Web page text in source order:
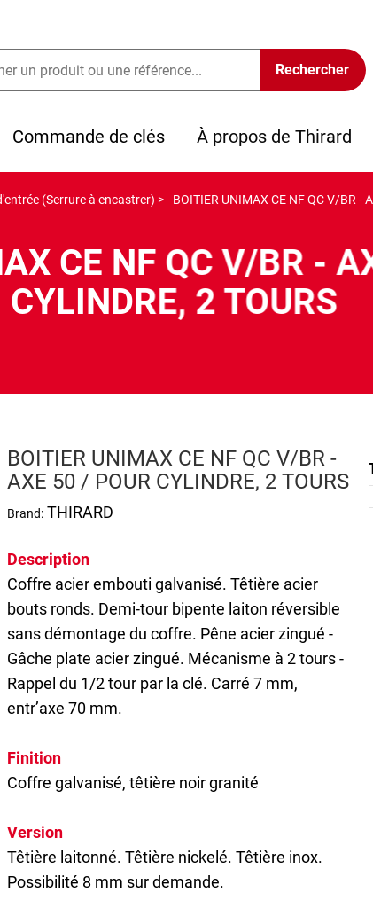
Commande de clés À propos de Thirard
(Serrure à encastrer) > BOITIER UNIMAX CE NF QC V/BR -
CE NF QC V/BR -
CYLINDRE, 2 TOURS
BOITIER UNIMAX CE NF QC V/BR -
AXE 50 / POUR CYLINDRE, 2 TOURS
Brand: THIRARD
Description
Coffre acier embouti galvanisé. Têtière acier
bouts ronds. Demi-tour bipente laiton réversible
sans démontage du coffre. Pêne acier zingué -
Gâche plate acier zingué. Mécanisme à 2 tours -
Rappel du 1/2 tour par la clé. Carré 7 mm,
entr’axe 70 mm.
Finition
Coffre galvanisé, têtière noir granité
Version
Têtière laitonné. Têtière nickelé. Têtière inox.
Possibilité 8 mm sur demande.